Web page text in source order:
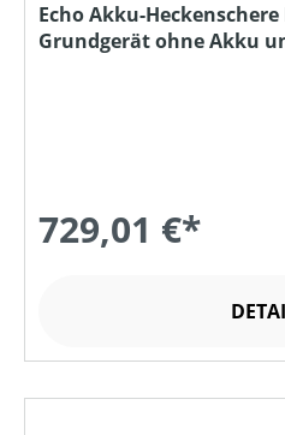
Echo Akku-Heckenschere
Grundgerät ohne Akku
729,01 €*